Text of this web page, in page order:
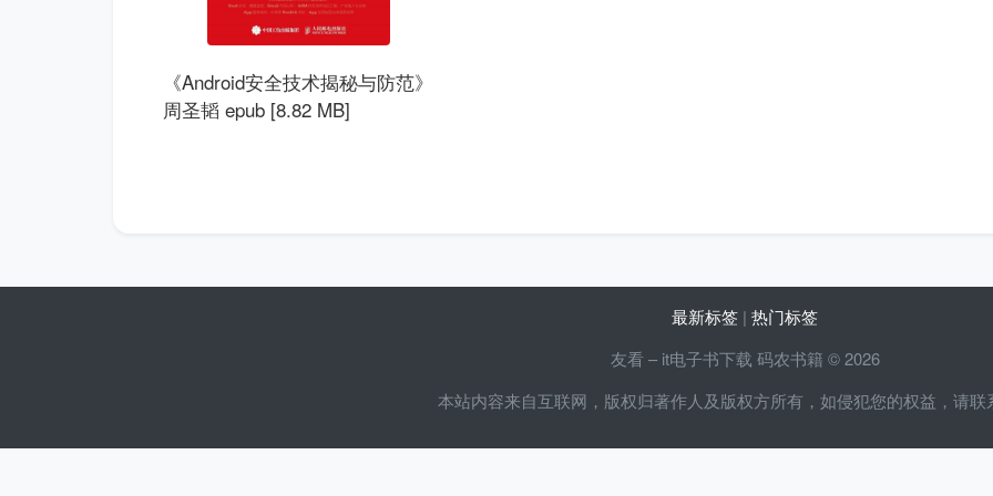
《Android安全技术揭秘与防范》
周圣韬 epub [8.82 MB]
最新标签 | 热门标签
友看 – it电子书下载 码农书籍 © 2026
本站内容来自互联网，版权归著作人及版权方所有，如侵犯您的权益，请联